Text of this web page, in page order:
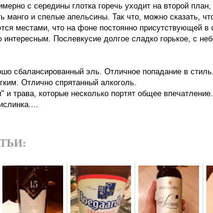
с середины глотка горечь уходит на второй
манго и спелые апельсины. Так что, можно сказать,
местами, что на фоне постоянно присутствующей в
интересным. Послевкусие долгое сладко горькое, с
сбалансированный эль. Отличное попадание в
Отлично спрятанный алкоголь.
и трава, которые несколько портят общее